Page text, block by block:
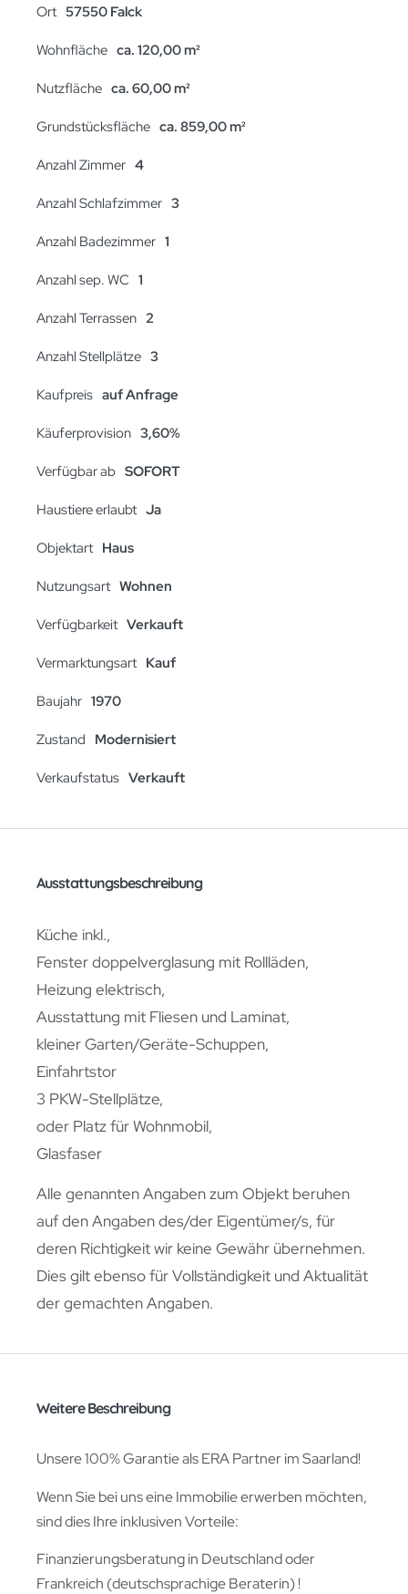
Ort 57550 Falck
Wohnfläche ca. 120,00 m²
Nutzfläche ca. 60,00 m²
Grundstücksfläche ca. 859,00 m²
Anzahl Zimmer 4
Anzahl Schlafzimmer 3
Anzahl Badezimmer 1
Anzahl sep. WC 1
Anzahl Terrassen 2
Anzahl Stellplätze 3
Kaufpreis auf Anfrage
Käuferprovision 3,60%
Verfügbar ab SOFORT
Haustiere erlaubt Ja
Objektart Haus
Nutzungsart Wohnen
Verfügbarkeit Verkauft
Vermarktungsart Kauf
Baujahr 1970
Zustand Modernisiert
Verkaufstatus Verkauft
Ausstattungsbeschreibung
Küche inkl.,
Fenster doppelverglasung mit Rollläden,
Heizung elektrisch,
Ausstattung mit Fliesen und Laminat,
kleiner Garten/Geräte-Schuppen,
Einfahrtstor
3 PKW-Stellplätze,
oder Platz für Wohnmobil,
Glasfaser
Alle genannten Angaben zum Objekt beruhen
auf den Angaben des/der Eigentümer/s, für
deren Richtigkeit wir keine Gewähr übernehmen.
Dies gilt ebenso für Vollständigkeit und Aktualität
der gemachten Angaben.
Weitere Beschreibung
Unsere 100% Garantie als ERA Partner im Saarland!
Wenn Sie bei uns eine Immobilie erwerben möchten,
sind dies Ihre inklusiven Vorteile:
Finanzierungsberatung in Deutschland oder
Frankreich (deutschsprachige Beraterin) !